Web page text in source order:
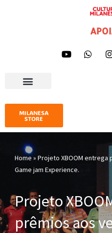
MILANESA
STORE
Home» Projeto XBOOM
Game jam Experience.
Projeto
prêmios aos